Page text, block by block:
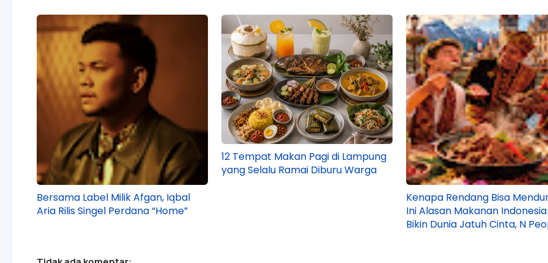
Bersama Label Milik Afgan, Iqbal
Aria Rilis Singel Perdana “Home”
12 Tempat Makan Pagi di Lampung
yang Selalu Ramai Diburu Warga
Kenapa Rendang Bisa
Ini Alasan Makanan
Bikin Dunia Jatuh Cinta, N